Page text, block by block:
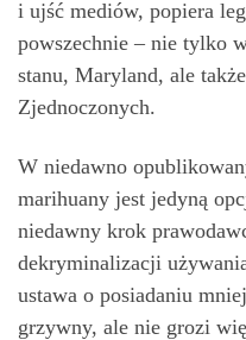
i ujść mediów, popiera
powszechnie – nie tylko
stanu, Maryland, ale
Zjednoczonych.
W niedawno
marihuany jest jedyną
niedawny krok
dekryminalizacji
ustawa o posiadaniu
grzywny, ale nie grozi